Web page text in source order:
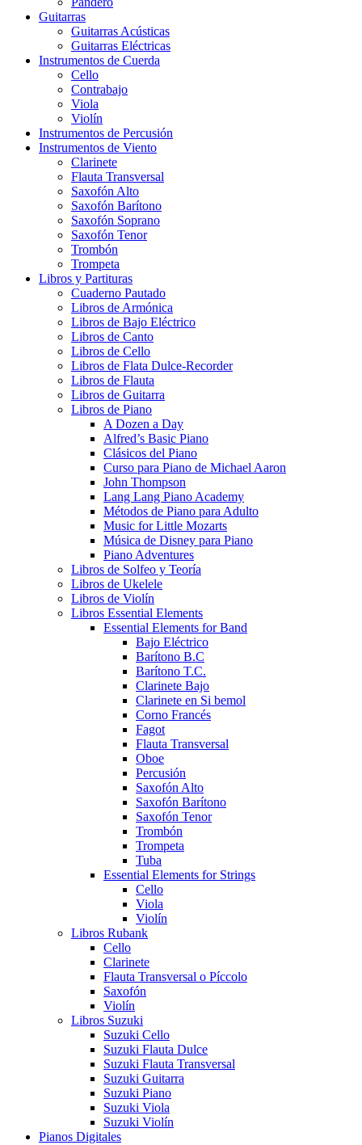
Guitarras
Guitarras Acústicas
Guitarras Eléctricas
Instrumentos de Cuerda
Cello
Contrabajo
Viola
Violín
Instrumentos de Percusión
Instrumentos de Viento
Clarinete
Flauta Transversal
Saxofón Alto
Saxofón Barítono
Saxofón Soprano
Saxofón Tenor
Trombón
Trompeta
Libros y Partituras
Cuaderno Pautado
Libros de Armónica
Libros de Bajo Eléctrico
Libros de Canto
Libros de Cello
Libros de Flata Dulce-Recorder
Libros de Flauta
Libros de Guitarra
Libros de Piano
A Dozen a Day
Alfred’s Basic Piano
Clásicos del Piano
Curso para Piano de Michael Aaron
John Thompson
Lang Lang Piano Academy
Métodos de Piano para Adulto
Music for Little Mozarts
Música de Disney para Piano
Piano Adventures
Libros de Solfeo y Teoría
Libros de Ukelele
Libros de Violín
Libros Essential Elements
Essential Elements for Band
Bajo Eléctrico
Barítono B.C
Barítono T.C.
Clarinete Bajo
Clarinete en Si bemol
Corno Francés
Fagot
Flauta Transversal
Oboe
Percusión
Saxofón Alto
Saxofón Barítono
Saxofón Tenor
Trombón
Trompeta
Tuba
Essential Elements for Strings
Cello
Viola
Violín
Libros Rubank
Cello
Clarinete
Flauta Transversal o Píccolo
Saxofón
Violín
Libros Suzuki
Suzuki Cello
Suzuki Flauta Dulce
Suzuki Flauta Transversal
Suzuki Guitarra
Suzuki Piano
Suzuki Viola
Suzuki Violín
Pianos Digitales